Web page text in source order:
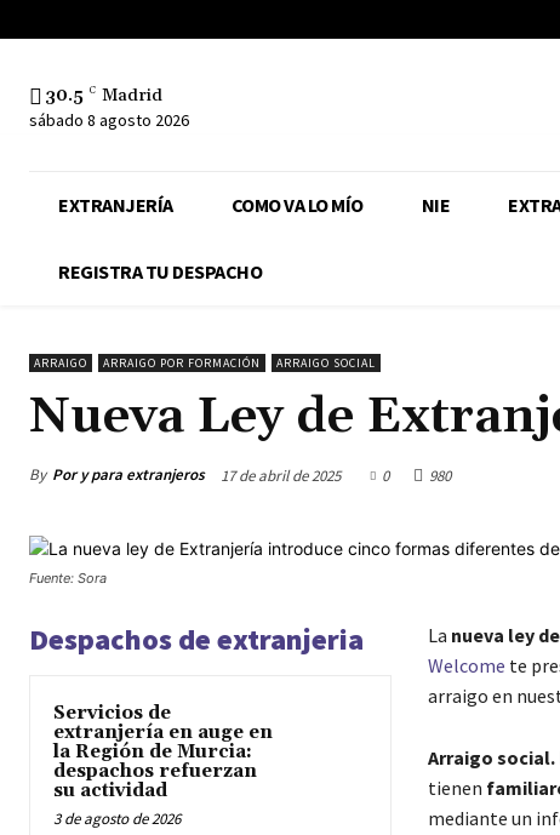
30.5 C Madrid
sábado 8 agosto 2026
EXTRANJERÍA COMO VA LO MÍO NIE
REGISTRA TU DESPACHO
ARRAIGO ARRAIGO POR FORMACIÓN ARRAIGO SOCIAL
Nueva Ley de
By Por y para extranjeros 17 de abril de 2025 0 980
Fuente: Sora
Despachos de extranjeria
Servicios de
extranjería en auge en
la Región de Murcia:
despachos refuerzan
su actividad
3 de agosto de 2026
La nueva ley
Welcome te
arraigo en
Arraigo social.
tienen
mediante un